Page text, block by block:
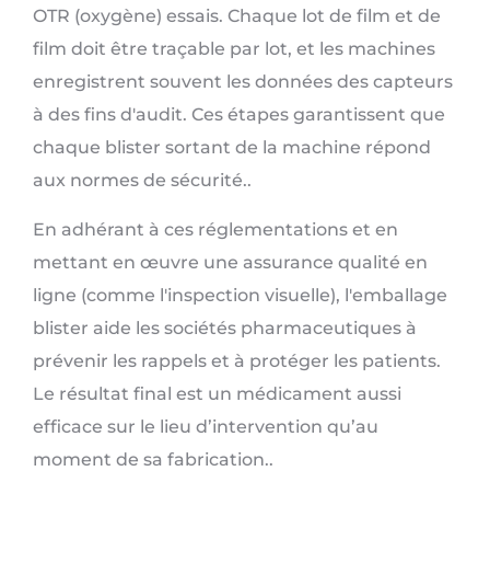
OTR (oxygène) essais. Chaque lot de film et de
film doit être traçable par lot, et les machines
enregistrent souvent les données des capteurs
à des fins d'audit. Ces étapes garantissent que
chaque blister sortant de la machine répond
aux normes de sécurité..
En adhérant à ces réglementations et en
mettant en œuvre une assurance qualité en
ligne (comme l'inspection visuelle), l'emballage
blister aide les sociétés pharmaceutiques à
prévenir les rappels et à protéger les patients.
Le résultat final est un médicament aussi
efficace sur le lieu d’intervention qu’au
moment de sa fabrication..